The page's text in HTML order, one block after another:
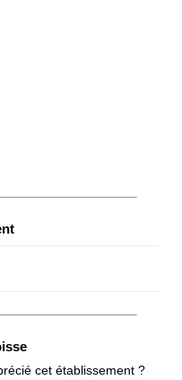
cet établissement ?